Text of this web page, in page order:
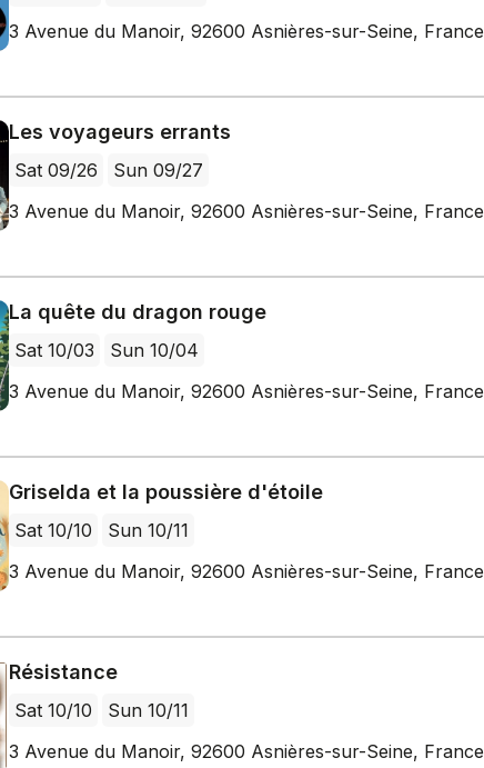
3 Avenue du Manoir, 92600 Asnières-sur-Seine, France
Les voyageurs errants
Sat 09/26
Sun 09/27
3 Avenue du Manoir, 92600 Asnières-sur-Seine, France
La quête du dragon rouge
Sat 10/03
Sun 10/04
3 Avenue du Manoir, 92600 Asnières-sur-Seine, France
Griselda et la poussière d'étoile
Sat 10/10
Sun 10/11
3 Avenue du Manoir, 92600 Asnières-sur-Seine, France
Résistance
Sat 10/10
Sun 10/11
3 Avenue du Manoir, 92600 Asnières-sur-Seine, France